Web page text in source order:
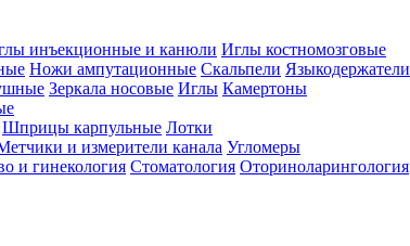
инъекционные и канюли Иглы костномозговые
Ножи ампутационные Скальпели Языкодержатели
Зеркала носовые Иглы Камертоны
Шприцы карпульные Лотки
и измерители канала Угломеры
и гинекология Стоматология Оториноларингология